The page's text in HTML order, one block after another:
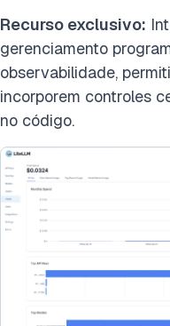
Recurso exclusivo:
gerenciamento
observabilidade,
incorporem controles
no código.